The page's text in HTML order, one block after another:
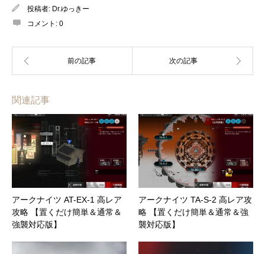
投稿者: Dr.ゆっきー
コメント: 0
関連記事
アークナイツ AT-EX-1 高レア
攻略 【置くだけ簡単＆通常＆
強襲対応版】
アークナイツ TA-S-2 高レア攻
略 【置くだけ簡単＆通常＆強
襲対応版】